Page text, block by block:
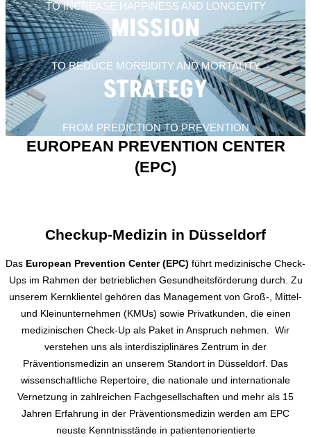
TO INCREASE HAPPINESS AND LONGEVITY
MISSION
TO REDUCE MORBIDITY AND MORTALITY
STRATEGY​
FROM PREDICTION TO PREVENTION
EUROPEAN PREVENTION CENTER
(EPC)
Checkup-Medizin in Düsseldorf
Das European Prevention Center (EPC) führt medizinische Check-
Ups im Rahmen der betrieblichen Gesundheitsförderung durch. Zu
unserem Kernklientel gehören das Management von Groß-, Mittel-
und Kleinunternehmen (KMUs) sowie Privatkunden, die einen
medizinischen Check-Up als Paket in Anspruch nehmen. Wir
verstehen uns als interdisziplinäres Zentrum in der
Präventionsmedizin an unserem Standort in Düsseldorf. Das
wissenschaftliche Repertoire, die nationale und internationale
Vernetzung in zahlreichen Fachgesellschaften und mehr als 15
Jahren Erfahrung in der Präventionsmedizin werden am EPC
neuste Kenntnisstände in patientenorientierte